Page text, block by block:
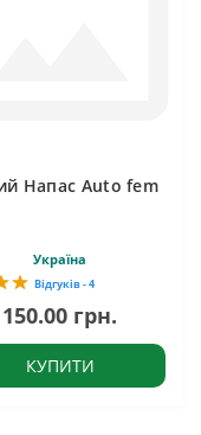
Напас Auto fem
Україна
Відгуків - 4
150.00 грн.
КУПИТИ